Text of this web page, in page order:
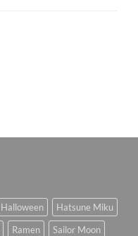
Halloween
Hatsune Miku
Ramen
Sailor Moon